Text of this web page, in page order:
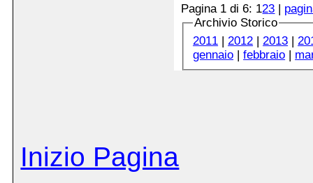
Pagina 1 di 6: 123 |
Archivio Storico
2011 | 2012 | 2013 |
gennaio |febbraio |
Inizio Pagina